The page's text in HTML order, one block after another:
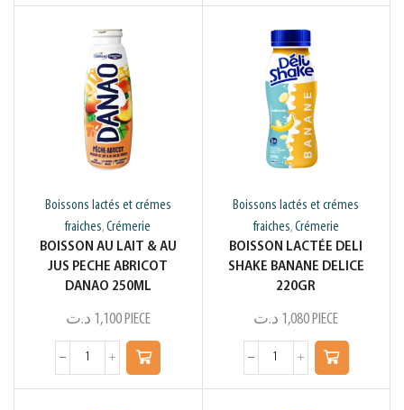
Boissons lactés et crémes
fraiches,Crémerie
BOISSON AU LAIT & AU
JUS PECHE ABRICOT
DANAO 250ML
1,100 د.ت PIECE
Boissons lactés et crémes
fraiches, Crémerie
BOISSON LACTÉE DELI
SHAKE BANANE DELICE
220GR
1,080 د.ت PIECE